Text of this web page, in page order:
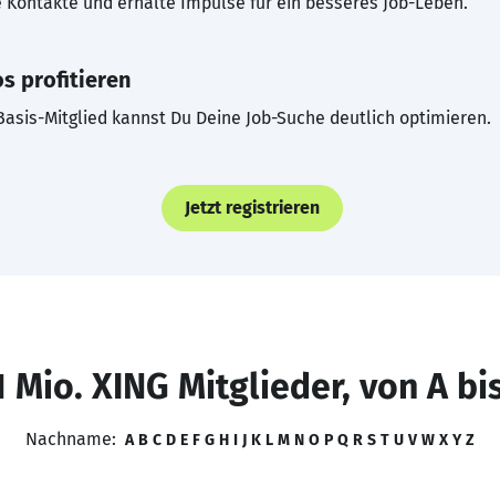
profitieren
Mitglied kannst Du Deine Job-Suche deutlich optimieren.
Jetzt registrieren
Mio. XING Mitglieder, von A
Nachname: A B C D E F G H I J K L M N O P Q R S T U V W X Y Z